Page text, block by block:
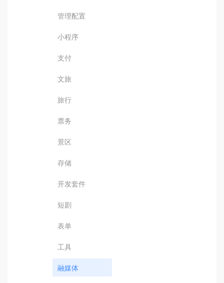
管理配置
小程序
支付
文旅
旅行
票务
景区
存储
开发套件
短剧
表单
工具
融媒体